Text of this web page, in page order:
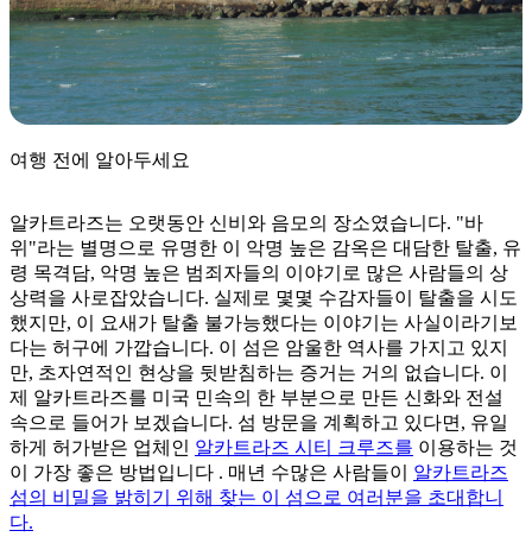
여행 전에 알아두세요
알카트라즈는 오랫동안 신비와 음모의 장소였습니다. "바
위"라는 별명으로 유명한 이 악명 높은 감옥은 대담한 탈출, 유
령 목격담, 악명 높은 범죄자들의 이야기로 많은 사람들의 상
상력을 사로잡았습니다. 실제로 몇몇 수감자들이 탈출을 시도
했지만, 이 요새가 탈출 불가능했다는 이야기는 사실이라기보
다는 허구에 가깝습니다. 이 섬은 암울한 역사를 가지고 있지
만, 초자연적인 현상을 뒷받침하는 증거는 거의 없습니다. 이
제 알카트라즈를 미국 민속의 한 부분으로 만든 신화와 전설
속으로 들어가 보겠습니다. 섬 방문을 계획하고 있다면, 유일
하게 허가받은 업체인 알카트라즈 시티 크루즈를 이용하는 것
이 가장 좋은 방법입니다 . 매년 수많은 사람들이 알카트라즈
섬의 비밀을 밝히기 위해 찾는 이 섬으로 여러분을 초대합니
다.